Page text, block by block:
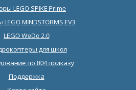
LEGO SPIKE Prime
MINDSTORMS EV3
LEGO WeDo 2.0
для школ
по 804 приказу
Поддержка